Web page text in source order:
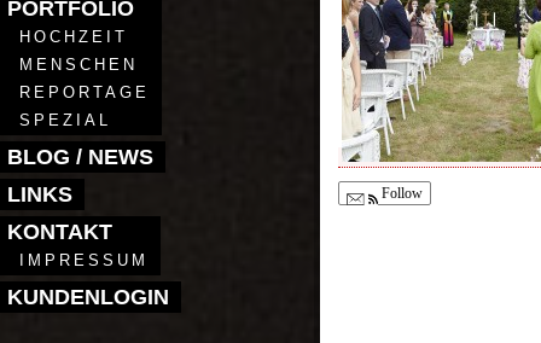
PORTFOLIO
HOCHZEIT
MENSCHEN
REPORTAGE
SPEZIAL
BLOG / NEWS
LINKS
KONTAKT
IMPRESSUM
KUNDENLOGIN
Follow